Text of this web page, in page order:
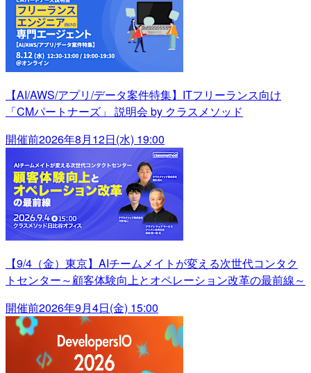
【AI/AWS/アプリ/データ案件特集】ITフリーランス向け
「CMパートナーズ」 説明会 by クラスメソッド
開催前2026年8月12日(水) 19:00
【9/4（金）東京】AIチームメイトが変える次世代コンタク
トセンター～顧客体験向上とオペレーション改革の最前線～
開催前2026年9月4日(金) 15:00